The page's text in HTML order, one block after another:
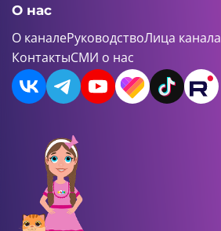
О нас
О каналеРуководствоЛица канала
КонтактыСМИ о нас